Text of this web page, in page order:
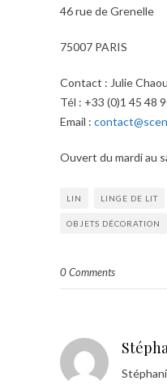
46 rue de Grenelle
75007 PARIS
Contact : Julie
Tél : +33 (0)1 45 48
Email :
Ouvert du mardi au
LIN LINGE DE LIT
OBJETS DÉCORATION
0 Comments